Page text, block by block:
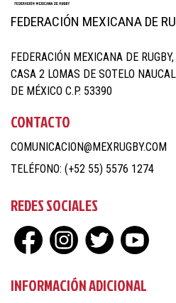
INFORMACIÓN ADICIONAL
CONTACTO
COMUNICACION@MEXRUGBY.COM
TELÉFONO: (+52 55) 5576 1274
REDES SOCIALES
FEDERACIÓN MEXICANA DE
FEDERACIÓN MEXICANA DE
CASA 2 LOMAS DE SOTELO
DE MÉXICO C.P. 53390